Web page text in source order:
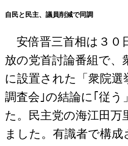
自民と民主、議員削減で同調
安倍晋三首相は３０
放の党首討論番組で、
に設置された「衆院選
調査会｣の結論に｢従う
た。民主党の海江田万
ました。有識者で構成